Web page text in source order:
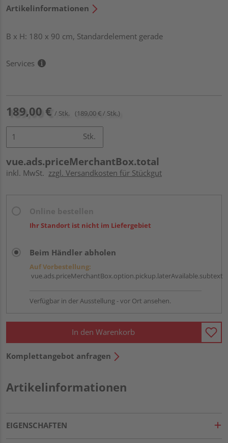
Artikelinformationen
B x H: 180 x 90 cm, Standardelement gerade
Services
189,00 € / Stk. (189,00 € / Stk.)
Stk.
vue.ads.priceMerchantBox.total
inkl. MwSt. zzgl. Versandkosten für Stückgut
Ihr Standort ist nicht im Liefergebiet
Beim Händler abholen
Auf Vorbestellung:
vue.ads.priceMerchantBox.option.pickup.laterAvailable.subtext
Verfügbar in der Ausstellung - vor Ort ansehen.
In den Warenkorb
Komplettangebot anfragen
Artikelinformationen
EIGENSCHAFTEN